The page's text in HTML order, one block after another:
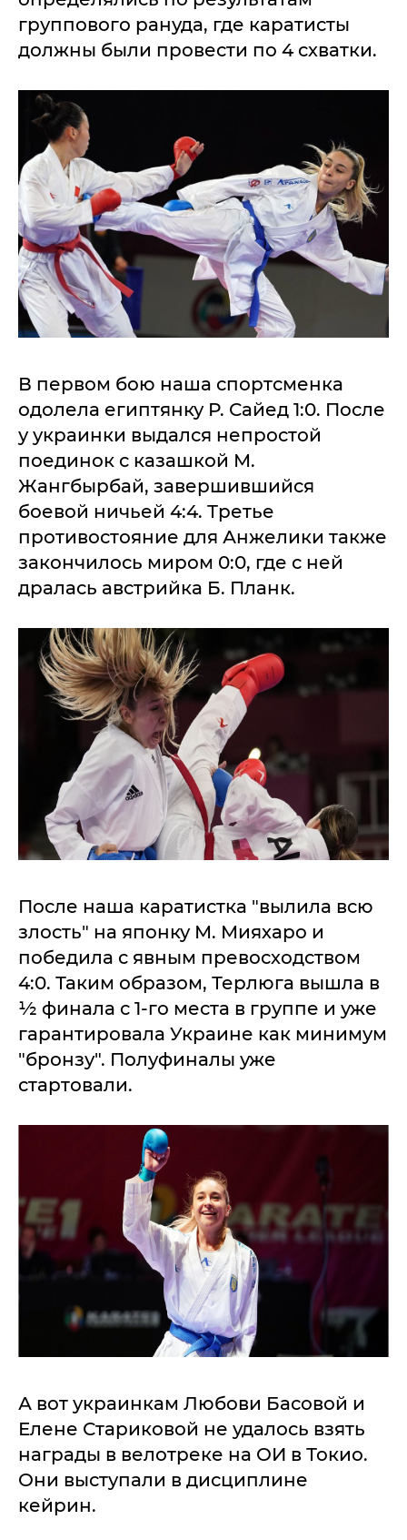
группового рануда, где каратисты
должны были провести по 4 схватки.
В первом бою наша спортсменка
одолела египтянку Р. Сайед 1:0. После
у украинки выдался непростой
поединок с казашкой М.
Жангбырбай, завершившийся
боевой ничьей 4:4. Третье
противостояние для Анжелики также
закончилось миром 0:0, где с ней
дралась австрийка Б. Планк.
После наша каратистка "вылила всю
злость" на японку М. Мияхаро и
победила с явным превосходством
4:0. Таким образом, Терлюга вышла в
½ финала с 1-го места в группе и уже
гарантировала Украине как минимум
"бронзу". Полуфиналы уже
стартовали.
А вот украинкам Любови Басовой и
Елене Стариковой не удалось взять
награды в велотреке на ОИ в Токио.
Они выступали в дисциплине
кейрин.